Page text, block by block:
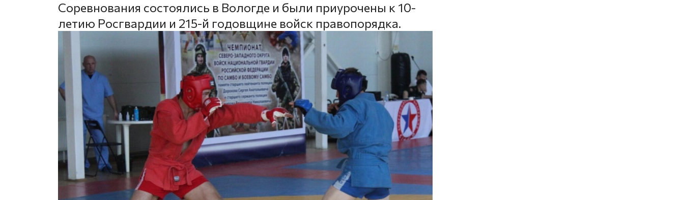
Соревнования состоялись в Вологде и были приурочены к 10-
летию Росгвардии и 215-й годовщине войск правопорядка.